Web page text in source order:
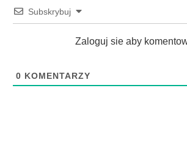
Subskrybuj
Zaloguj sie aby
0 KOMENTARZY